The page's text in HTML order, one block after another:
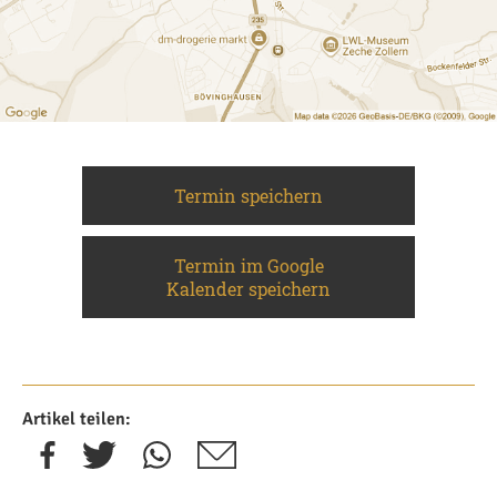
Termin speichern
Termin im Google
Kalender speichern
Artikel teilen: